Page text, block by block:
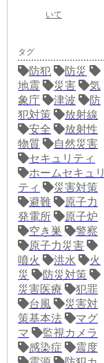
いて
タグ
防犯
防災
地震
災害
気
象庁
津波
防
犯対策
放射線
安全
放射性
物質
自然災害
セキュリティ
ホームセキュリ
ティ
災害対策
避難
原子力
発電所
原子炉
空き巣
警察
原子力災害
噴火
洪水
火
災
防災対策
災害医療
犯罪
台風
災害対
策基本法
マグ
マ
監視カメラ
感染症
震度